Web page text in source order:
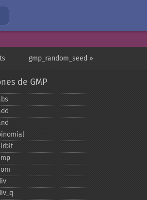
gmp_random_seed »
de GMP